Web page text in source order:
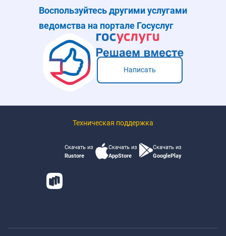
Воспользуйтесь другими услугами
ведомства на портале Госуслуг
Написать
Техническая поддержка
Скачать из
Rustore
Скачать из
AppStore
Скачать из
GooglePlay